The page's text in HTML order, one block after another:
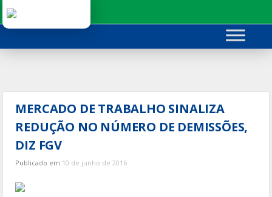
para
conteúdo
MERCADO DE TRABALHO SINALIZA
REDUÇÃO NO NÚMERO DE DEMISSÕES,
DIZ FGV
Publicado em 10 de junho de 2016